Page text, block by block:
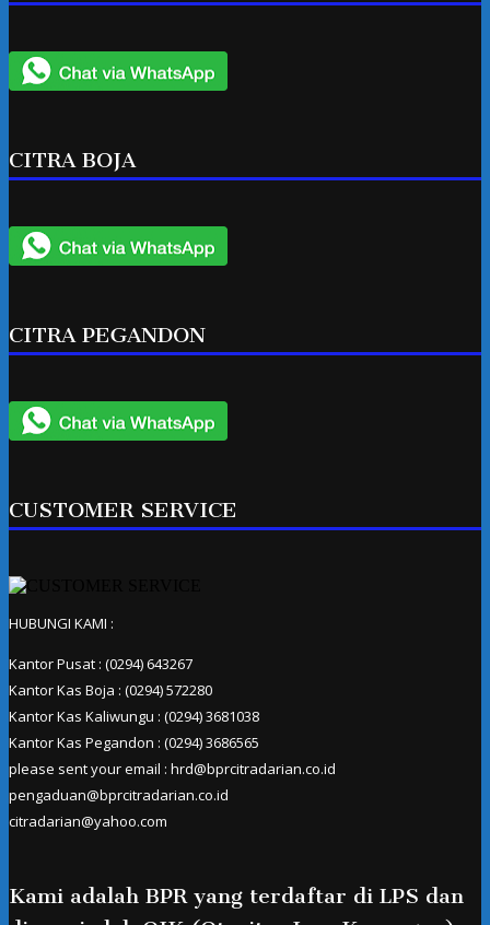
CITRA BOJA
CITRA PEGANDON
CUSTOMER SERVICE
HUBUNGI KAMI :
Kantor Pusat : (0294) 643267
Kantor Kas Boja : (0294) 572280
Kantor Kas Kaliwungu : (0294) 3681038
Kantor Kas Pegandon : (0294) 3686565
please sent your email : hrd@bprcitradarian.co.id
pengaduan@bprcitradarian.co.id
citradarian@yahoo.com
Kami adalah BPR yang terdaftar di LPS dan